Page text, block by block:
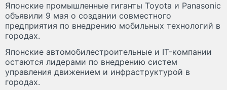
Японские промышленные гиганты Toyota и Panasonic
объявили 9 мая о создании совместного
предприятия по внедрению мобильных технологий в
городах.
Японские автомобилестроительные и IT-компании
остаются лидерами по внедрению систем
управления движением и инфраструктурой в
городах.